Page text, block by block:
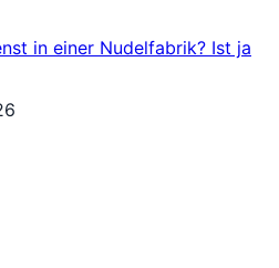
in einer Nudelfabrik? Ist ja